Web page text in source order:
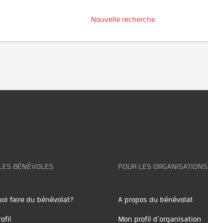
Nouvelle recherche
BÉNÉVOLES
faire du bénévolat?
POUR LES ORGANISATIONS
A propos du bénévolat
Mon profil d'organisation